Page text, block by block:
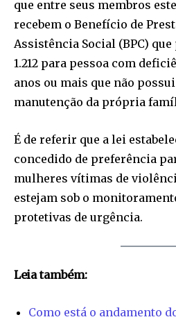
que entre seus membros
recebem o Benefício de
Assistência Social (BPC)
1.212 para pessoa com
anos ou mais que não
manutenção da própria
É de referir que a lei
concedido de preferência
mulheres vítimas de
estejam sob o
protetivas de urgência.
Leia também:
Como está o andamento